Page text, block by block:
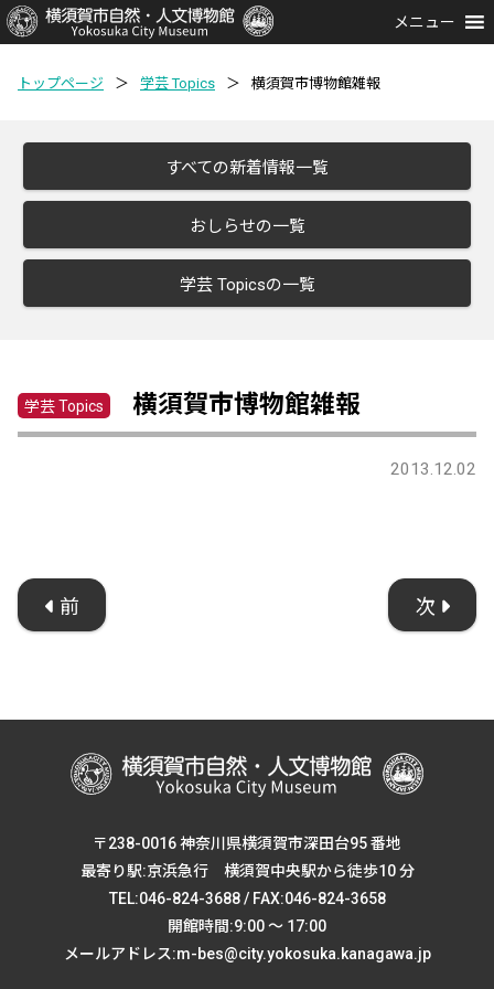
メニュー
トップページ ＞ 学芸 Topics ＞ 横須賀市博物館雑報
すべての新着情報一覧
おしらせの一覧
学芸 Topicsの一覧
学芸 Topics 横須賀市博物館雑報
2013.12.02
前 次
〒238-0016 神奈川県横須賀市深田台95 番地
最寄り駅:京浜急行 横須賀中央駅から徒歩10 分
TEL:046-824-3688 / FAX:046-824-3658
開館時間:9:00 ～ 17:00
メールアドレス:m-bes@city.yokosuka.kanagawa.jp